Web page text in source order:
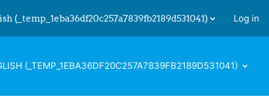
input
‎(_temp_1eba36df20c257a7839fb2189d531041)‎ Log in
‎(_TEMP_1EBA36DF20C257A7839FB2189D531041)‎